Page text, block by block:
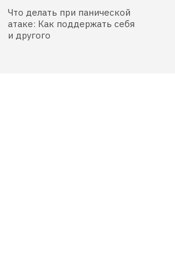
Что делать при панической
атаке: Как поддержать себя
и другого